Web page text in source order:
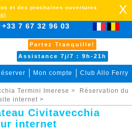
+33 7 67 32 96 03
Partez Tranquille!
Assistance 7j/7 : 9h-21h
Mon compte Club Allo Ferry
et des prochaines ouvertures
X
Termini Imerese >
Réservation du
internet >
Civitavecchia
internet